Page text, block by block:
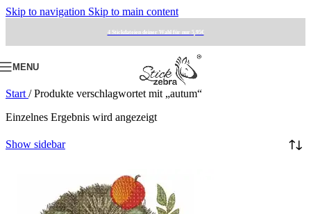
Skip to navigation Skip to main content
4 Stickdateien deiner Wahl für nur 5,95€
MENU
Start / Produkte verschlagwortet mit „autum“
Einzelnes Ergebnis wird angezeigt
Show sidebar